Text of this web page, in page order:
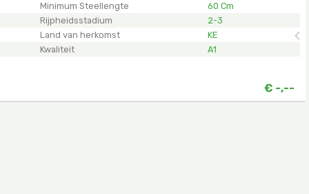
Minimum Steellengte
60 Cm
Rijpheidsstadium
2-3
Land van herkomst
KE
Kwaliteit
A1
€ -,--